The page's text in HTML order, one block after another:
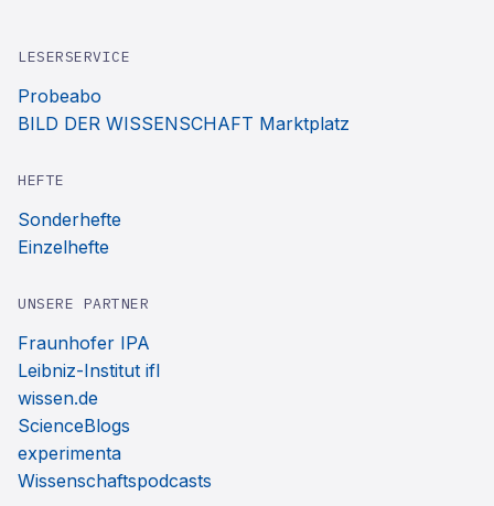
LESERSERVICE
Probeabo
BILD DER WISSENSCHAFT Marktplatz
HEFTE
Sonderhefte
Einzelhefte
UNSERE PARTNER
Fraunhofer IPA
Leibniz-Institut ifl
wissen.de
ScienceBlogs
experimenta
Wissenschaftspodcasts